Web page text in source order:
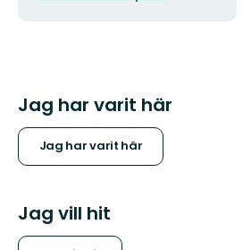
Jag har varit här
Jag har varit här
Jag vill hit